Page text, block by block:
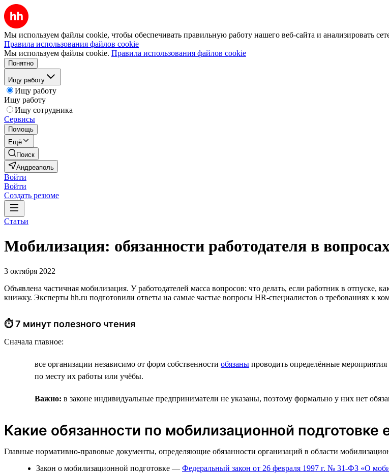
Мы используем файлы cookie, чтобы обеспечивать правильную работу нашего веб-сайта и анализировать
Правила использования файлов cookie
Мы используем файлы cookie. Правила использования файлов cookie
Понятно
Ищу работу
Ищу работу
Ищу работу
Ищу сотрудника
Сервисы
Помощь
Ещё
Поиск
Андреаполь
Войти
Войти
Создать резюме
Статьи
Мобилизация: обязанности работодателя в
3 октября 2022
Объявлена частичная мобилизация. У работодателей масса вопросов: что делать, если работник в отпуске,
книжку. Эксперты hh.ru подготовили ответы на самые частые вопросы HR-специалистов о требованиях к
⏱ 7 минут полезного чтения
Сначала главное:
все организации независимо от форм собственности обязаны проводить определённые
по месту их работы или учёбы.
Важно: в законе индивидуальные предприниматели не указаны, поэтому формально у них нет
Какие обязанности по мобилизационной подготовке
Главные нормативно-правовые документы, определяющие обязанности организаций в области
Закон о мобилизационной подготовке — Федеральный закон от 26 февраля 1997 г. № 31-ФЗ «О